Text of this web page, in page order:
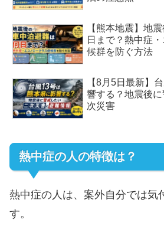
【熊本地震】地
日まで？熱中症
候群を防ぐ方法
【8月5日最新】
響する？地震後
次災害
熱中症の人の特徴は？
熱中症の人は、案外自分では気
す。